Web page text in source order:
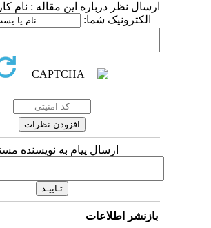
ارسال نظر درباره این مقاله : نام
الکترونیک شما:
ارسال پیام به نویسنده
بازنشر اطلاعات